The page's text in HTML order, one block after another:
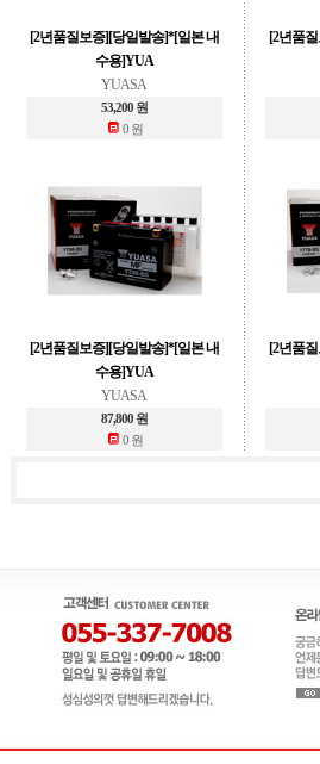
[2년품질보증][당일발송]*[일본 내
수용]YUA
YUASA
53,200 원
0 원
[2년품
[2년품질보증][당일발송]*[일본 내
수용]YUA
YUASA
87,800 원
0 원
[2년품